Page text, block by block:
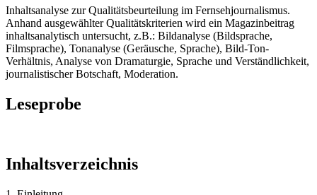
Inhaltsanalyse zur Qualitätsbeurteilung im Fernsehjournalismus.
Anhand ausgewählter Qualitätskriterien wird ein Magazinbeitrag
inhaltsanalytisch untersucht, z.B.: Bildanalyse (Bildsprache,
Filmsprache), Tonanalyse (Geräusche, Sprache), Bild-Ton-
Verhältnis, Analyse von Dramaturgie, Sprache und Verständlichkeit,
journalistischer Botschaft, Moderation.
Leseprobe
Inhaltsverzeichnis